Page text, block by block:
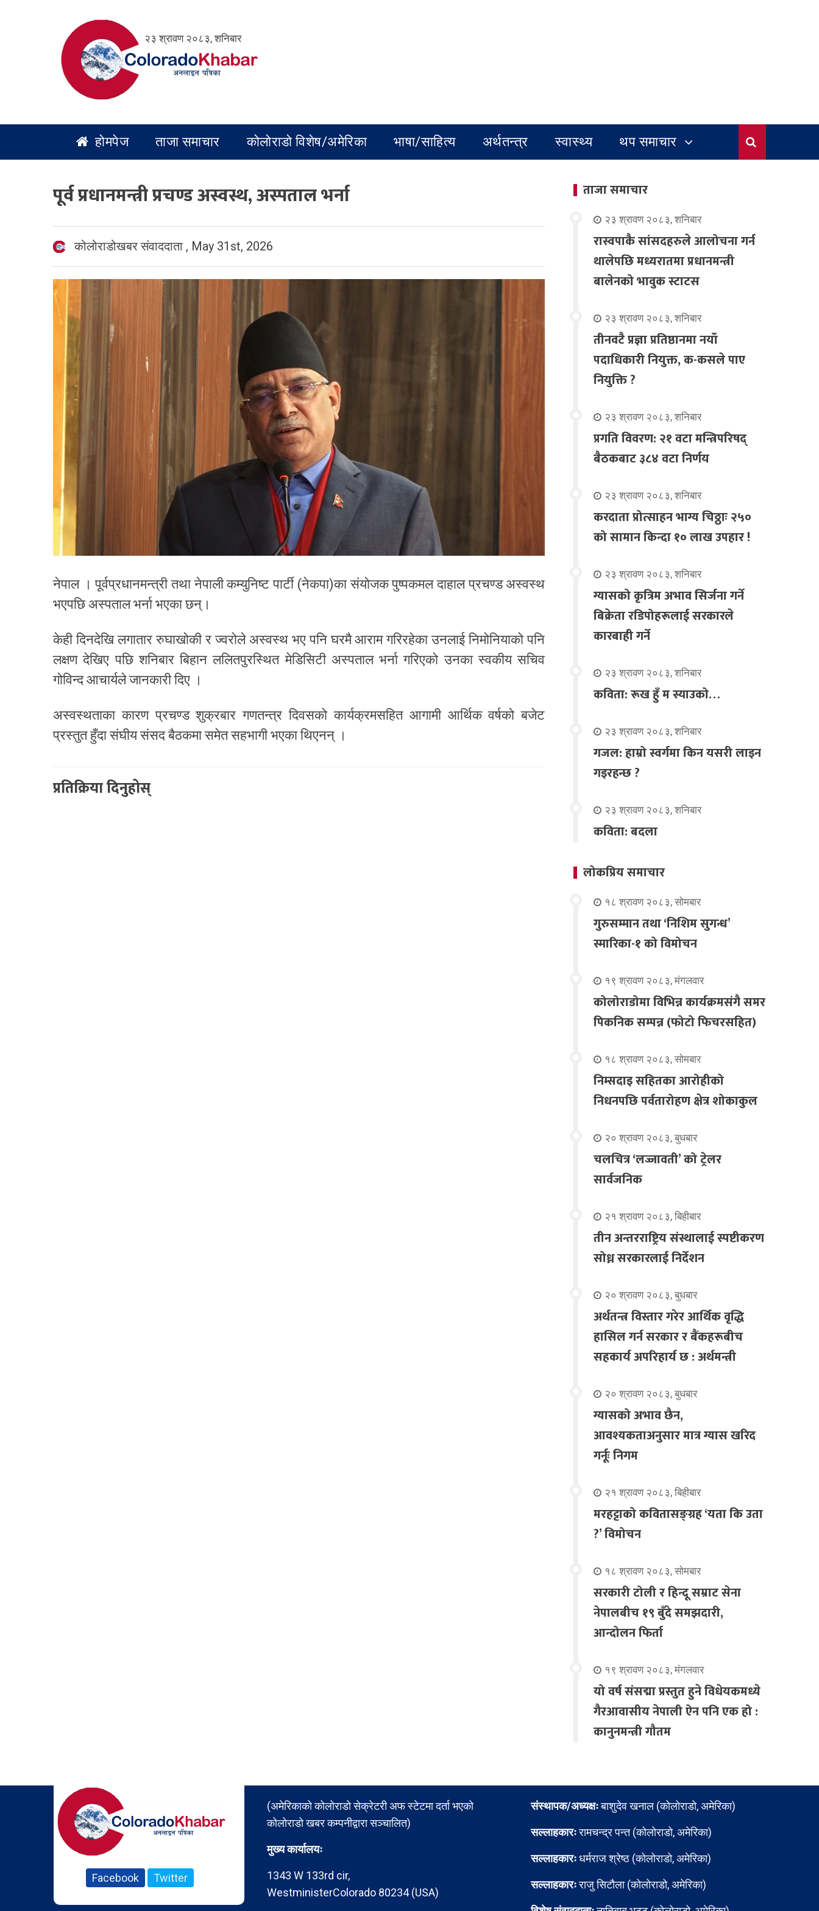
२३ श्रावण २०८३, शनिबार
होमपेज ताजा समाचार कोलोराडो विशेष/अमेरिका भाषा/साहित्य अर्थतन्त्र स्वास्थ्य थप समाचार
पूर्व प्रधानमन्त्री प्रचण्ड अस्वस्थ, अस्पताल भर्ना
कोलोराडोखबर संवाददाता , May 31st, 2026
नेपाल । पूर्वप्रधानमन्त्री तथा नेपाली कम्युनिष्ट पार्टी (नेकपा)का संयोजक पुष्पकमल दाहाल प्रचण्ड अस्वस्थ
भएपछि अस्पताल भर्ना भएका छन्।
केही दिनदेखि लगातार रुघाखोकी र ज्वरोले अस्वस्थ भए पनि घरमै आराम गरिरहेका उनलाई निमोनियाको पनि
लक्षण देखिए पछि शनिबार बिहान ललितपुरस्थित मेडिसिटी अस्पताल भर्ना गरिएको उनका स्वकीय सचिव
गोविन्द आचार्यले जानकारी दिए ।
अस्वस्थताका कारण प्रचण्ड शुक्रबार गणतन्त्र दिवसको कार्यक्रमसहित आगामी आर्थिक वर्षको बजेट
प्रस्तुत हुँदा संघीय संसद बैठकमा समेत सहभागी भएका थिएनन् ।
प्रतिक्रिया दिनुहोस्
ताजा समाचार
२३ श्रावण २०८३, शनिबार
रास्वपाकै सांसदहरुले आलोचना गर्न
थालेपछि मध्यरातमा प्रधानमन्त्री
बालेनको भावुक स्टाटस
२३ श्रावण २०८३, शनिबार
तीनवटै प्रज्ञा प्रतिष्ठानमा नयाँ
पदाधिकारी नियुक्त, क-कसले पाए
नियुक्ति ?
२३ श्रावण २०८३, शनिबार
प्रगति विवरण: २१ वटा मन्त्रिपरिषद्
बैठकबाट ३८४ वटा निर्णय
२३ श्रावण २०८३, शनिबार
करदाता प्रोत्साहन भाग्य चिठ्ठाः २५०
को सामान किन्दा १० लाख उपहार !
२३ श्रावण २०८३, शनिबार
ग्यासको कृत्रिम अभाव सिर्जना गर्ने
बिक्रेता रडिपोहरूलाई सरकारले
कारबाही गर्ने
२३ श्रावण २०८३, शनिबार
कविता: रूख हुँ म स्याउको…
२३ श्रावण २०८३, शनिबार
गजल: हाम्रो स्वर्गमा किन यसरी लाइन
गइरहन्छ ?
२३ श्रावण २०८३, शनिबार
कविता: बदला
लोकप्रिय समाचार
१८ श्रावण २०८३, सोमबार
गुरुसम्मान तथा ‘निशिम सुगन्ध’
स्मारिका-१ को विमोचन
१९ श्रावण २०८३, मंगलवार
कोलोराडोमा विभिन्न कार्यक्रमसंगै समर
पिकनिक सम्पन्न (फोटो फिचरसहित)
१८ श्रावण २०८३, सोमबार
निम्सदाइ सहितका आरोहीको
निधनपछि पर्वतारोहण क्षेत्र शोकाकुल
२० श्रावण २०८३, बुधबार
चलचित्र ‘लज्जावती’ को ट्रेलर
सार्वजनिक
२१ श्रावण २०८३, बिहीबार
तीन अन्तरराष्ट्रिय संस्थालाई स्पष्टीकरण
सोध्न सरकारलाई निर्देशन
२० श्रावण २०८३, बुधबार
अर्थतन्त्र विस्तार गरेर आर्थिक वृद्धि
हासिल गर्न सरकार र बैंकहरूबीच
सहकार्य अपरिहार्य छ : अर्थमन्त्री
२० श्रावण २०८३, बुधबार
ग्यासको अभाव छैन,
आवश्यकताअनुसार मात्र ग्यास खरिद
गर्नूः निगम
२१ श्रावण २०८३, बिहीबार
मरहट्टाको कवितासङ्ग्रह ‘यता कि उता
?’ विमोचन
१८ श्रावण २०८३, सोमबार
सरकारी टोली र हिन्दू सम्राट सेना
नेपालबीच १९ बुँदे समझदारी,
आन्दोलन फिर्ता
१९ श्रावण २०८३, मंगलवार
यो वर्ष संसद्मा प्रस्तुत हुने विधेयकमध्ये
गैरआवासीय नेपाली ऐन पनि एक हो :
कानुनमन्त्री गौतम
Facebook Twitter
(अमेरिकाको कोलोराडो सेक्रेटरी अफ स्टेटमा दर्ता भएको
कोलोराडो खबर कम्पनीद्वारा सञ्चालित)
मुख्य कार्यालयः
1343 W 133rd cir,
WestministerColorado 80234 (USA)
संस्थापक/अध्यक्षःबाशुदेव खनाल (कोलोराडो, अमेरिका)
सल्लाहकारःरामचन्द्र पन्त (कोलोराडो, अमेरिका)
सल्लाहकारःधर्मराज श्रेष्ठ (कोलोराडो, अमेरिका)
सल्लाहकारःराजु सिटौला (कोलोराडो, अमेरिका)